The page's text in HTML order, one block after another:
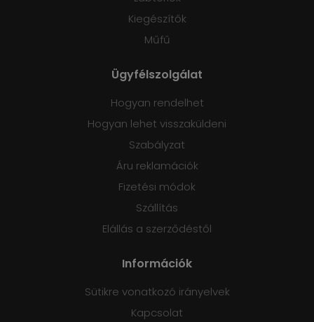
Kiegészítők
Műfű
Ügyfélszolgálat
Hogyan rendelhet
Hogyan lehet visszaküldeni
Szabályzat
Áru reklamációk
Fizetési módok
Szállítás
Elállás a szerződéstől
Információk
Sütikre vonatkozó irányelvek
Kapcsolat